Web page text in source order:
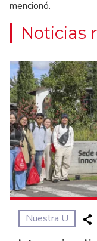
mencionó.
Noticias
Nuestra U